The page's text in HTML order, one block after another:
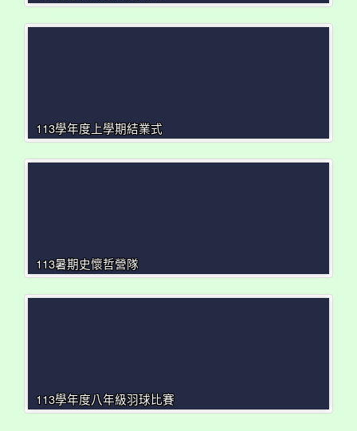
113學年度上學期結業式
113暑期史懷哲營隊
113學年度八年級羽球比賽